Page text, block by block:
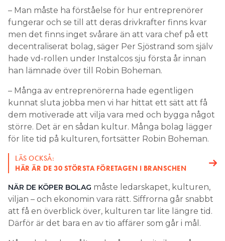
– Man måste ha förståelse för hur entreprenörer
fungerar och se till att deras drivkrafter finns kvar
men det finns inget svårare än att vara chef på ett
decentraliserat bolag, säger Per Sjöstrand som själv
hade vd-rollen under Instalcos sju första år innan
han lämnade över till Robin Boheman.
– Många av entreprenörerna hade egentligen
kunnat sluta jobba men vi har hittat ett sätt att få
dem motiverade att vilja vara med och bygga något
större. Det är en sådan kultur. Många bolag lägger
för lite tid på kulturen, fortsätter Robin Boheman.
LÄS OCKSÅ:
HÄR ÄR DE 30 STÖRSTA FÖRETAGEN I BRANSCHEN
NÄR DE KÖPER BOLAG måste ledarskapet, kulturen,
viljan – och ekonomin vara rätt. Siffrorna går snabbt
att få en överblick över, kulturen tar lite längre tid.
Därför är det bara en av tio affärer som går i mål.